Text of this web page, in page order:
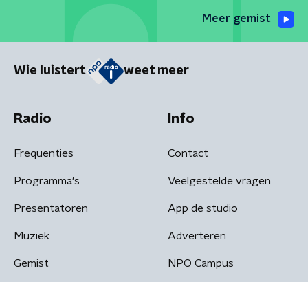
Meer gemist
Wie luistert weet meer
Radio
Frequenties
Programma's
Presentatoren
Muziek
Gemist
Info
Contact
Veelgestelde vragen
App de studio
Adverteren
NPO Campus